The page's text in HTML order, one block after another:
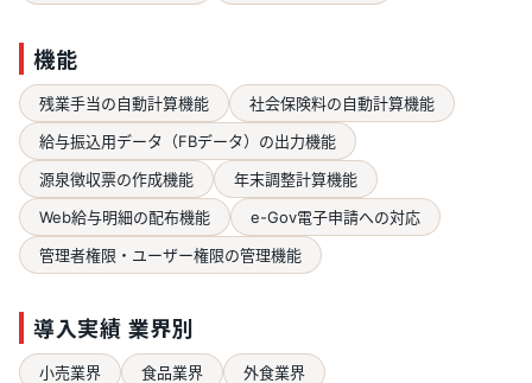
機能
残業手当の自動計算機能
社会保険料の自動計算機能
給与振込用データ（FBデータ）の出力機能
源泉徴収票の作成機能
年末調整計算機能
Web給与明細の配布機能
e-Gov電子申請への対応
管理者権限・ユーザー権限の管理機能
導入実績 業界別
小売業界 食品業界
外食業界